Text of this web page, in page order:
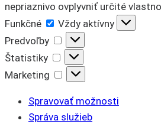
nepriaznivo ovplyvniť určité
Funkčné
Funkčné
Vždy aktívny
Predvoľby
Predvoľby
Štatistiky
Štatistiky
Marketing
Marketing
Spravovať možnosti
Správa služieb